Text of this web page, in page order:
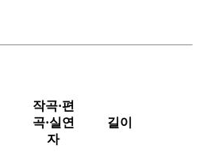
작곡·편
곡·실연
자
길이